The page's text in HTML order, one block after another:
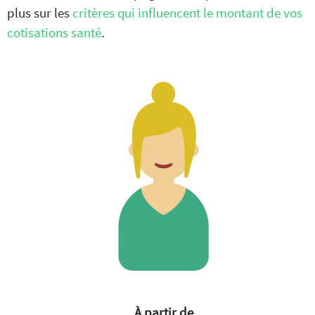
plus sur les critères qui influencent le montant de vos
cotisations santé.